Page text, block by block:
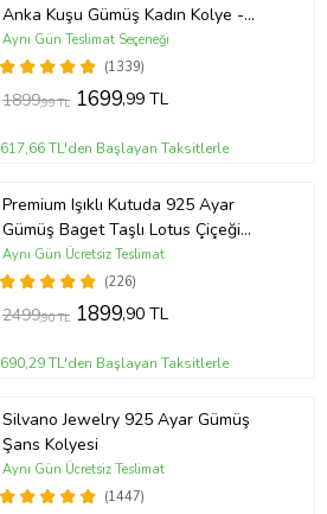
Anka Kuşu Gümüş Kadın Kolye -
MAVİ
(1339)
Aynı Gün Teslimat Seçeneği
1899,99 TL 1699,99 TL
617,66 TL'den Başlayan Taksitlerle
Premium Işıklı Kutuda 925 Ayar
Gümüş Baget Taşlı Lotus Çiçeği
Kolye
(226)
Aynı Gün Ücretsiz Teslimat
2499,90 TL 1899,90 TL
690,29 TL'den Başlayan Taksitlerle
Silvano Jewelry 925 Ayar Gümüş
Şans Kolyesi
(1447)
Aynı Gün Ücretsiz Teslimat